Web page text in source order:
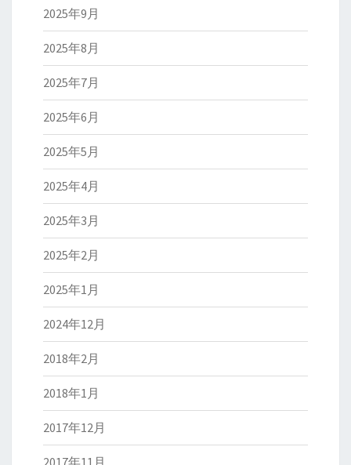
2025年9月
2025年8月
2025年7月
2025年6月
2025年5月
2025年4月
2025年3月
2025年2月
2025年1月
2024年12月
2018年2月
2018年1月
2017年12月